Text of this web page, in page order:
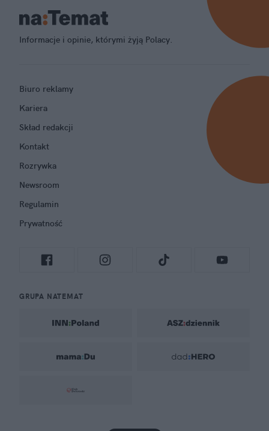
Informacje i opinie, którymi żyją Polacy.
Biuro reklamy
Kariera
Skład redakcji
Kontakt
Rozrywka
Newsroom
Regulamin
Prywatność
GRUPA NATEMAT